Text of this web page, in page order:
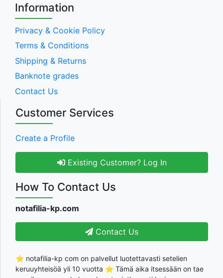
Information
Privacy & Cookie Policy
Terms & Conditions
Shipping & Returns
Banknote grades
Contact Us
Customer Services
Create a Profile
Existing Customer? Log In
How To Contact Us
notafilia-kp.com
Contact Us
⭐ notafilia-kp com on palvellut luotettavasti setelien
keruuyhteisöä yli 10 vuotta ⭐ Tämä aika itsessään on tae